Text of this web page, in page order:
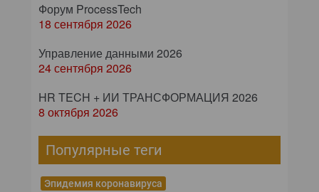
Форум ProcessTech
18 сентября 2026
Управление данными 2026
24 сентября 2026
HR TECH + ИИ ТРАНСФОРМАЦИЯ 2026
8 октября 2026
Популярные теги
Эпидемия коронавируса